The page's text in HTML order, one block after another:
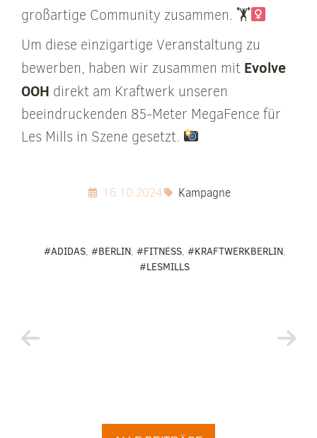
großartige Community zusammen. 🏋
Um diese einzigartige Veranstaltung zu
bewerben, haben wir zusammen mit Evolve
OOH direkt am Kraftwerk unseren
beeindruckenden 85-Meter MegaFence für
Les Mills in Szene gesetzt.
16.10.2024 Kampagne
#ADIDAS, #BERLIN, #FITNESS, #KRAFTWERKBERLIN,
#LESMILLS